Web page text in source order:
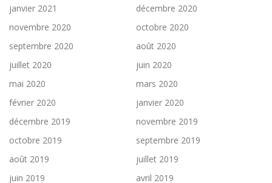
janvier 2021
décembre 2020
novembre 2020
octobre 2020
septembre 2020
août 2020
juillet 2020
juin 2020
mai 2020
mars 2020
février 2020
janvier 2020
décembre 2019
novembre 2019
octobre 2019
septembre 2019
août 2019
juillet 2019
juin 2019
avril 2019